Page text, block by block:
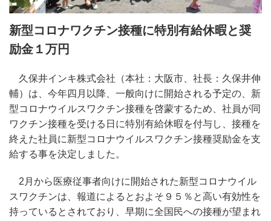
新型コロナワクチン接種に特別有給休暇と奨
励金１万円
久保井インキ株式会社（本社：大阪市、社長：久保井伸
輔）は、今年四月以降、一般向けに開始される予定の、新
型コロナウイルスワクチン接種を啓蒙するため、社員が同
ワクチン接種を受ける日に特別有給休暇を付与し、接種を
終えた社員に新型コロナウイルスワクチン接種奨励金を支
給する事を決定しました。
2月から医療従事者向けに開始された新型コロナウイル
スワクチンは、報道によるとおよそ９５％と高い有効性を
持っているとされており、早期に全国民への接種が望まれ